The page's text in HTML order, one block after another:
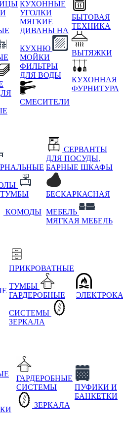
КУХОННЫЕ
УГОЛКИ
МЯГКИЕ
ДИВАНЫ НА
КУХНЮ
МОЙКИ
ФИЛЬТРЫ
ДЛЯ ВОДЫ
СМЕСИТЕЛИ
БЫТОВАЯ
ТЕХНИКА
ВЫТЯЖКИ
КУХОННАЯ
ФУРНИТУРА
КОМОДЫ
СЕРВАНТЫ
ДЛЯ ПОСУДЫ,
БАРНЫЕ ШКАФЫ
БЕСКАРКАСНАЯ
МЕБЕЛЬ
МЯГКАЯ МЕБЕЛЬ
ПРИКРОВАТНЫЕ
ТУМБЫ
ГАРДЕРОБНЫЕ
СИСТЕМЫ
ЗЕРКАЛА
ГАРДЕРОБНЫЕ
СИСТЕМЫ
ЗЕРКАЛА
ПУФИКИ И
БАНКЕТКИ